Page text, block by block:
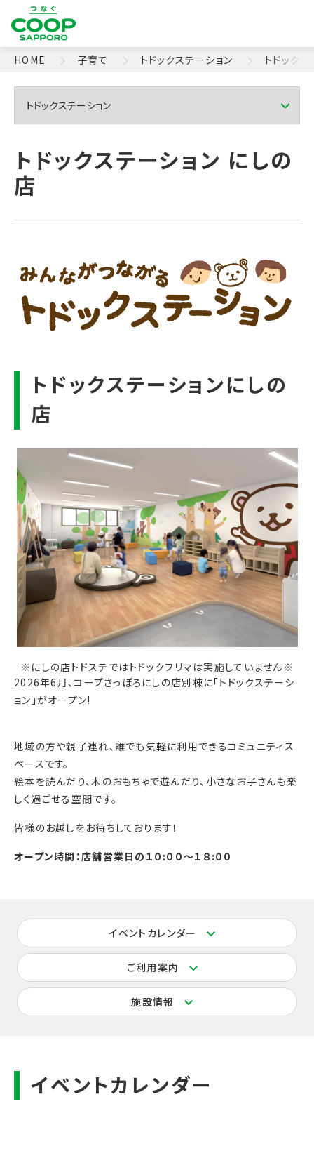
HOME 子育て トドックステーション トドック
2026年6 月、コープさっぽろにしの店別棟に「トドックステーシ
ョン」がオープン!
地域の方や親子連れ、誰でも気軽に利用できるコミュニティス
ペースです。
絵本を読んだり、木のおもちゃで遊んだり、小さなお子さんも楽
しく過ごせる空間です。
皆様のお越しをお待ちしております！
オープン時間：店舗営業日の１０:００～１８:００
※にしの店トドステではトドックフリマは実施していません※
イベントカレンダー
ご利用案内
施設情報